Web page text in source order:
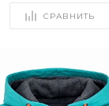
СРАВНИТЬ